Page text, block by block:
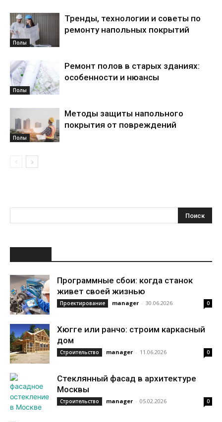
Полы
Тренды, технологии и советы по
ремонту напольных покрытий
Полы
Ремонт полов в старых зданиях:
особенности и нюансы
Полы
Методы защиты напольного
покрытия от повреждений
Программные сбои: когда станок
живет своей жизнью
Проектирование manager - 30.06.2026 0
Хюгге или ранчо: строим каркасный
дом
Строительство manager - 11.06.2026 0
Стеклянный фасад в архитектуре
Москвы
Строительство manager - 05.02.2026 0